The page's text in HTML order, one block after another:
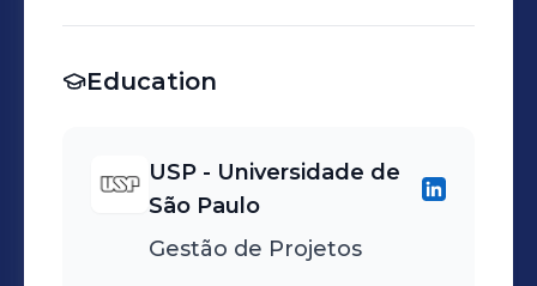
Análise de mercado
comercial da empresa. ➡️
gestão para alinhamento
de objetivos e projeções de
resultados. ➡️ Negociação
eficiência e o cumprimento
equipe de vendas e
logística, realizando o
follow-up de embarques e
acompanhamento de
de processos. ➡️ Controle
de faturamento e análise
de avarias, extravios e
Education
USP - Universidade de
São Paulo
Gestão de Projetos